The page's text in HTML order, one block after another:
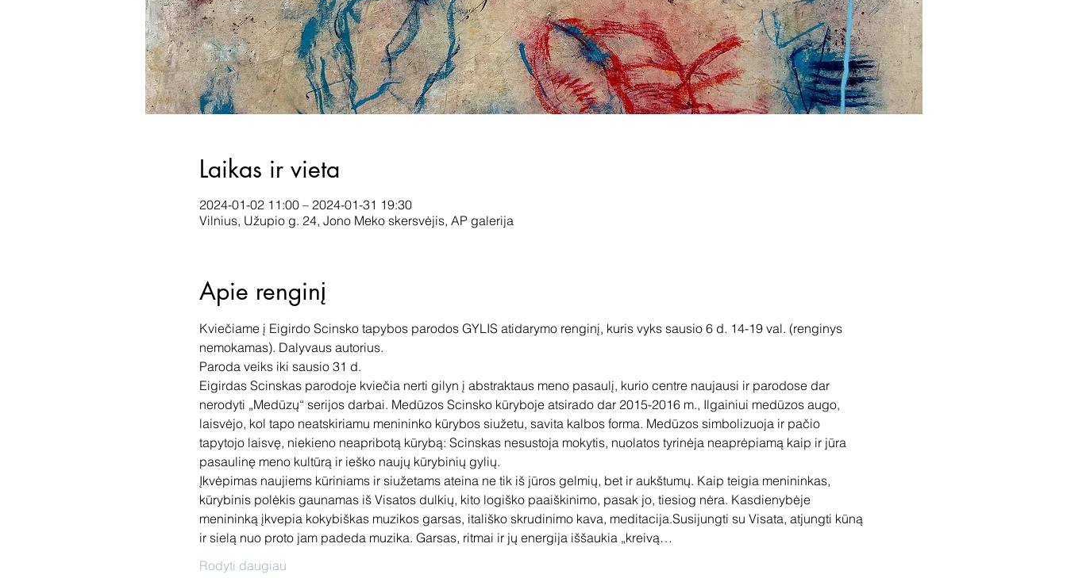
Laikas ir vieta
2024-01-02 11:00 – 2024-01-31 19:30
Vilnius, Užupio g. 24, Jono Meko skersvėjis, AP galerija
Apie renginį
Kviečiame į Eigirdo Scinsko tapybos parodos GYLIS atidarymo renginį, kuris vyks sausio 6 d. 14-19 val. (renginys
nemokamas). Dalyvaus autorius.
Paroda veiks iki sausio 31 d.
Eigirdas Scinskas parodoje kviečia nerti gilyn į abstraktaus meno pasaulį, kurio centre naujausi ir parodose dar
nerodyti „Medūzų“ serijos darbai. Medūzos Scinsko kūryboje atsirado dar 2015-2016 m., Ilgainiui medūzos augo,
laisvėjo, kol tapo neatskiriamu menininko kūrybos siužetu, savita kalbos forma. Medūzos simbolizuoja ir pačio
tapytojo laisvę, niekieno neapribotą kūrybą: Scinskas nesustoja mokytis, nuolatos tyrinėja neaprėpiamą kaip ir jūra
pasaulinę meno kultūrą ir ieško naujų kūrybinių gylių.
Įkvėpimas naujiems kūriniams ir siužetams ateina ne tik iš jūros gelmių, bet ir aukštumų. Kaip teigia menininkas,
kūrybinis polėkis gaunamas iš Visatos dulkių, kito logiško paaiškinimo, pasak jo, tiesiog nėra. Kasdienybėje
menininką įkvepia kokybiškas muzikos garsas, itališko skrudinimo kava, meditacija.Susijungti su Visata, atjungti kūną
ir sielą nuo proto jam padeda muzika. Garsas, ritmai ir jų energija iššaukia „kreivą…
Rodyti daugiau